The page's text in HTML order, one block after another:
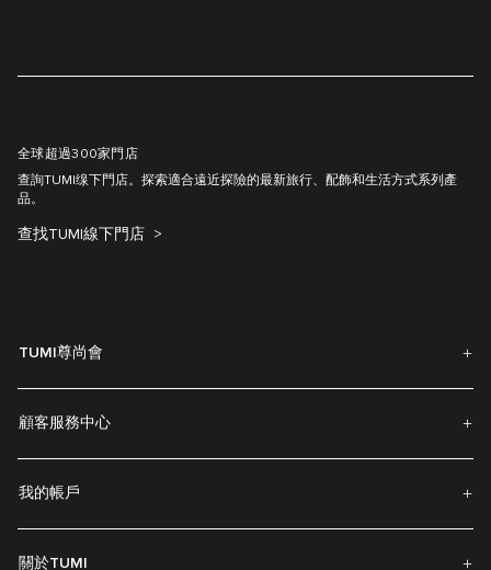
全球超過300家門店
查詢TUMI缐下門店。探索適合遠近探險的最新旅行、配飾和生活方式系列產
品。
查找TUMI線下門店
TUMI尊尚會
顧客服務中心
我的帳戶
關於TUMI